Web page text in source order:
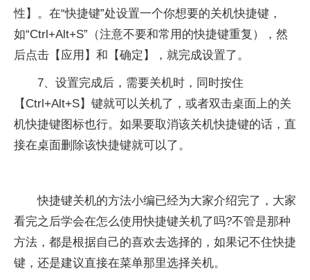
性】。在“快捷键”处设置一个你想要的关机快捷键，
如“Ctrl+Alt+S”（注意不要和常用的快捷键重复），然
后点击【应用】和【确定】，就完成设置了。
7、设置完成后，需要关机时，同时按住
【Ctrl+Alt+S】键就可以关机了，或者双击桌面上的关
机快捷键图标也行。如果要取消该关机快捷键的话，直
接在桌面删除该快捷键就可以了。
快捷键关机的方法小编已经为大家介绍完了，大家
看完之后学会在怎么使用快捷键关机了吗?不管是那种
方法，都是根据自己的喜欢去选择的，如果记不住快捷
键，还是建议直接在菜单那里选择关机。